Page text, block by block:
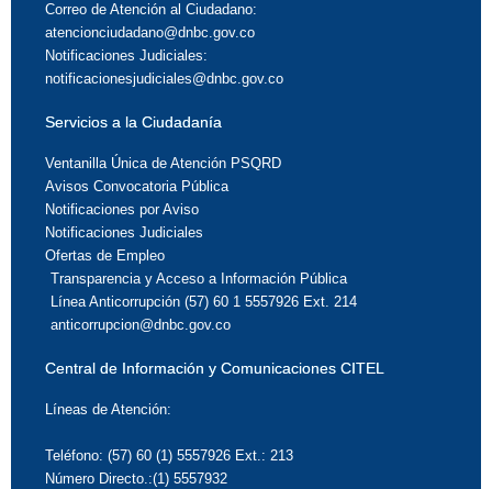
Correo de Atención al Ciudadano:
atencionciudadano@dnbc.gov.co
Notificaciones Judiciales:
notificacionesjudiciales@dnbc.gov.co
Servicios a la Ciudadanía
Ventanilla Única de Atención PSQRD
Avisos Convocatoria Pública
Notificaciones por Aviso
Notificaciones Judiciales
Ofertas de Empleo
Transparencia y Acceso a Información Pública
Línea Anticorrupción (57) 60 1 5557926 Ext. 214
anticorrupcion@dnbc.gov.co
Central de Información y Comunicaciones CITEL
Líneas de Atención:
Teléfono: (57) 60 (1) 5557926 Ext.: 213
Número Directo.:(1) 5557932